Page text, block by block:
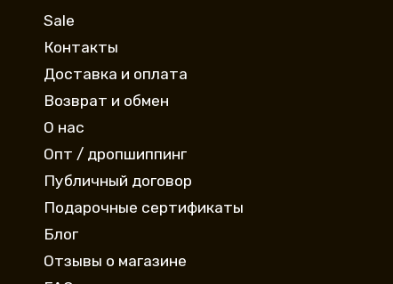
Sale
Контакты
Доставка и оплата
Возврат и обмен
О нас
Опт / дропшиппинг
Публичный договор
Подарочные сертификаты
Блог
Отзывы о магазине